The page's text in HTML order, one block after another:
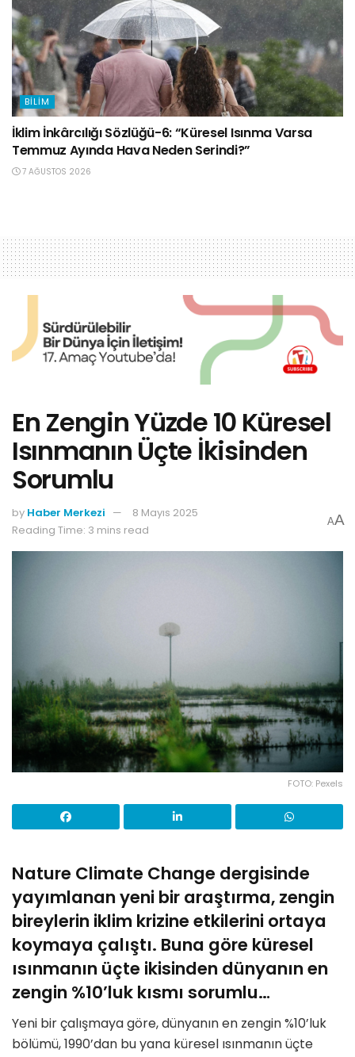
BILIM
İklim İnkârcılığı Sözlüğü-6: “Küresel Isınma Varsa
Temmuz Ayında Hava Neden Serindi?”
7 AĞUSTOS 2026
En Zengin Yüzde 10 Küresel
Isınmanın Üçte İkisinden
Sorumlu
by Haber Merkezi
8 Mayıs 2025
Reading Time: 3 mins read
AA
FOTO: Pexels
Nature Climate Change dergisinde
yayımlanan yeni bir araştırma, zengin
bireylerin iklim krizine etkilerini ortaya
koymaya çalıştı. Buna göre küresel
ısınmanın üçte ikisinden dünyanın en
zengin %10’luk kısmı sorumlu…
Yeni bir çalışmaya göre, dünyanın en zengin %10’luk
bölümü, 1990’dan bu yana küresel ısınmanın üçte